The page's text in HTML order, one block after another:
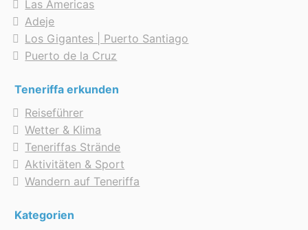
Las Americas
Adeje
Los Gigantes | Puerto Santiago
Puerto de la Cruz
Teneriffa erkunden
Reiseführer
Wetter & Klima
Teneriffas Strände
Aktivitäten & Sport
Wandern auf Teneriffa
Kategorien